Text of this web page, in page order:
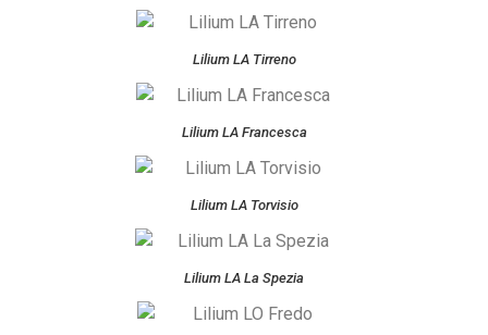
Lilium LA Tirreno
Lilium LA Francesca
Lilium LA Torvisio
Lilium LA La Spezia